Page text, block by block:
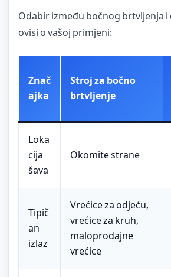
Odabir između bočnog brtvljenja
ovisi o vašoj primjeni:
Znač
ajka
Stroj za bočno
brtvljenje
Loka
cija
šava
Okomite strane
Tipič
an
izlaz
Vrećice za odjeću,
vrećice za kruh,
maloprodajne
vrećice